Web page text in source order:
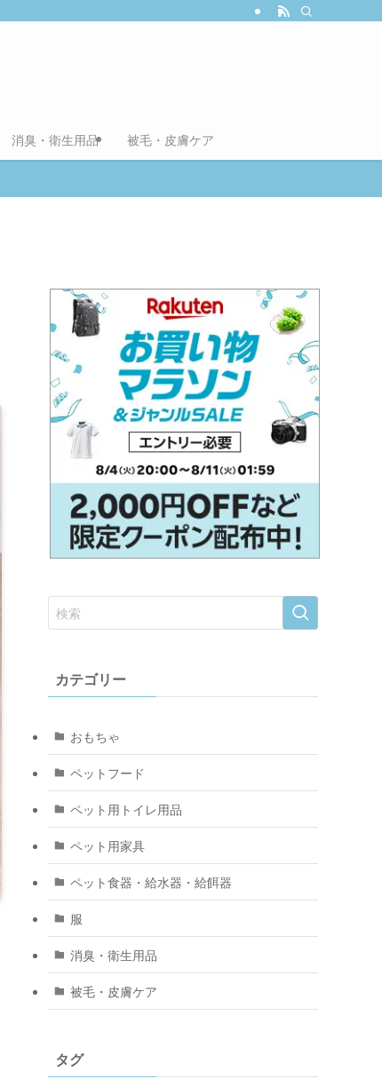
消臭・衛生用品 被毛・皮膚ケア
カテゴリー
おもちゃ
ペットフード
ペット用トイレ用品
ペット用家具
ペット食器・給水器・給餌器
服
消臭・衛生用品
被毛・皮膚ケア
タグ